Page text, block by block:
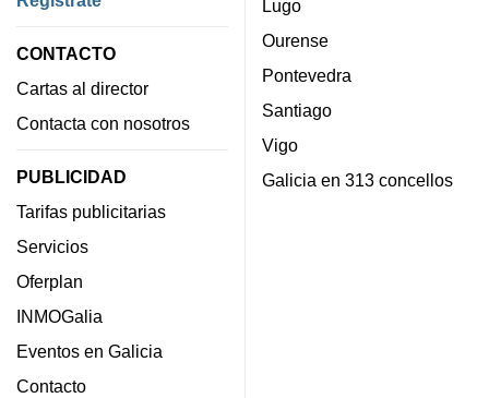
CONTACTO
Cartas al director
Contacta con nosotros
PUBLICIDAD
Tarifas publicitarias
Servicios
Oferplan
INMOGalia
Eventos en Galicia
Contacto
Lugo
Ourense
Pontevedra
Santiago
Vigo
Galicia en 313 concellos